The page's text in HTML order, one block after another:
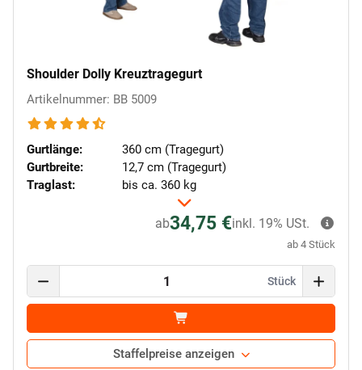
Shoulder Dolly Kreuztragegurt
Artikelnummer: BB 5009
Gurtlänge:
360 cm (Tragegurt)
Gurtbreite:
12,7 cm (Tragegurt)
Traglast:
bis ca. 360 kg
ab34,75 €
ab 4 Stück
inkl. 19% USt.
Stück
Staffelpreise anzeigen